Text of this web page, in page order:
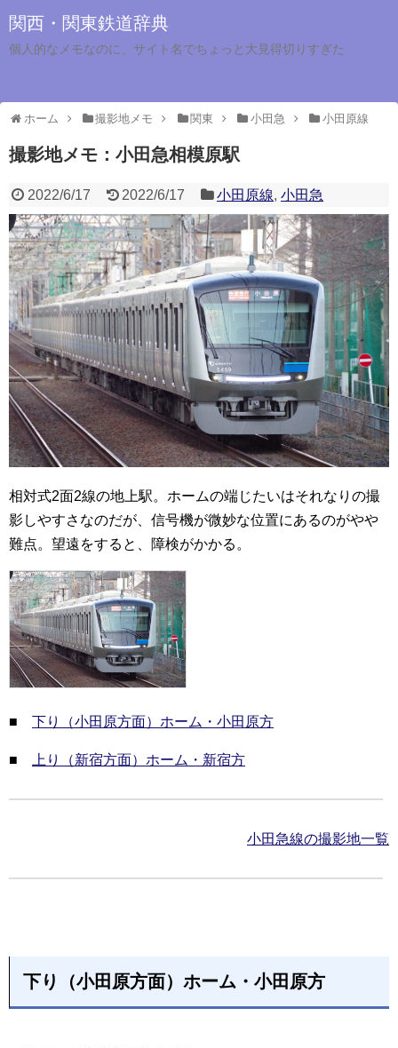
関西・関東鉄道辞典
個人的なメモなのに、サイト名でちょっと大見得切りすぎた
ホーム 撮影地メモ 関東 小田急 小田原線
撮影地メモ：小田急相模原駅
2022/6/17 2022/6/17 小田原線,小田急
相対式2面2線の地上駅。ホームの端じたいはそれなりの撮
影しやすさなのだが、信号機が微妙な位置にあるのがやや
難点。望遠をすると、障検がかかる。
■ 下り（小田原方面）ホーム・小田原方
■ 上り（新宿方面）ホーム・新宿方
小田急線の撮影地一覧
下り（小田原方面）ホーム・小田原方